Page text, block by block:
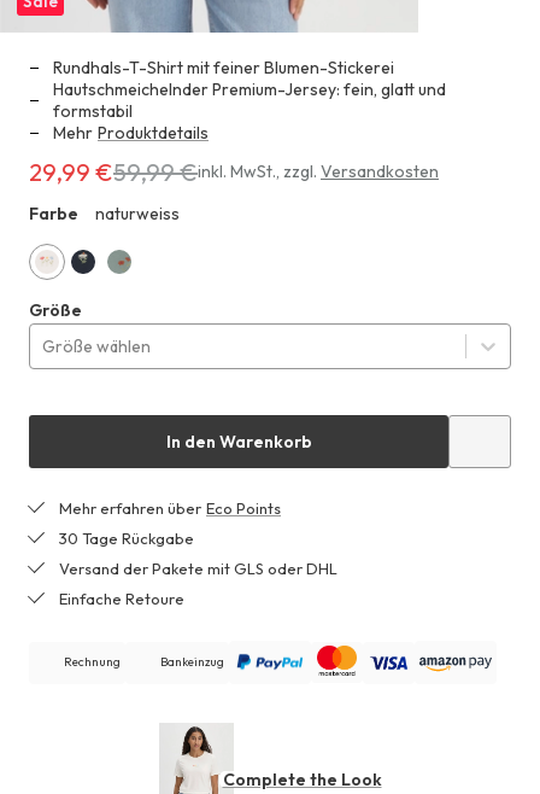
Rundhals-T-Shirt mit feiner Blumen-Stickerei
Hautschmeichelnder Premium-Jersey: fein, glatt und
formstabil
Mehr Produktdetails
Erhältlich
29,99 €
anstatt
59,99 €
29,99 €59,99 €inkl. MwSt., zzgl. Versandkosten
Farbe
naturweiss
Größe
Größe wählen
In den Warenkorb
Mehr erfahren über Eco Points
30 Tage Rückgabe
Versand der Pakete mit GLS oder DHL
Einfache Retoure
Rechnung Bankeinzug
Complete the Look